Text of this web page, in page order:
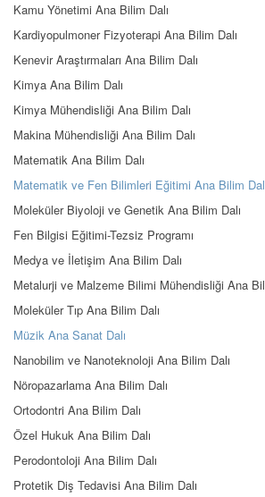
Kamu Yönetimi Ana Bilim Dalı
Kardiyopulmoner Fizyoterapi Ana Bilim Dalı
Kenevir Araştırmaları Ana Bilim Dalı
Kimya Ana Bilim Dalı
Kimya Mühendisliği Ana Bilim Dalı
Makina Mühendisliği Ana Bilim Dalı
Matematik Ana Bilim Dalı
Matematik ve Fen Bilimleri Eğitimi Ana Bilim
Moleküler Biyoloji ve Genetik Ana Bilim Dalı
Fen Bilgisi Eğitimi-Tezsiz Programı
Medya ve İletişim Ana Bilim Dalı
Metalurji ve Malzeme Bilimi Mühendisliği Ana
Moleküler Tıp Ana Bilim Dalı
Müzik Ana Sanat Dalı
Nanobilim ve Nanoteknoloji Ana Bilim Dalı
Nöropazarlama Ana Bilim Dalı
Ortodontri Ana Bilim Dalı
Özel Hukuk Ana Bilim Dalı
Perodontoloji Ana Bilim Dalı
Protetik Diş Tedavisi Ana Bilim Dalı